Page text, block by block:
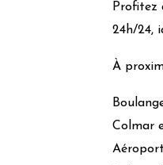
Les
de
Profitez
24h/24,
À
Colmar